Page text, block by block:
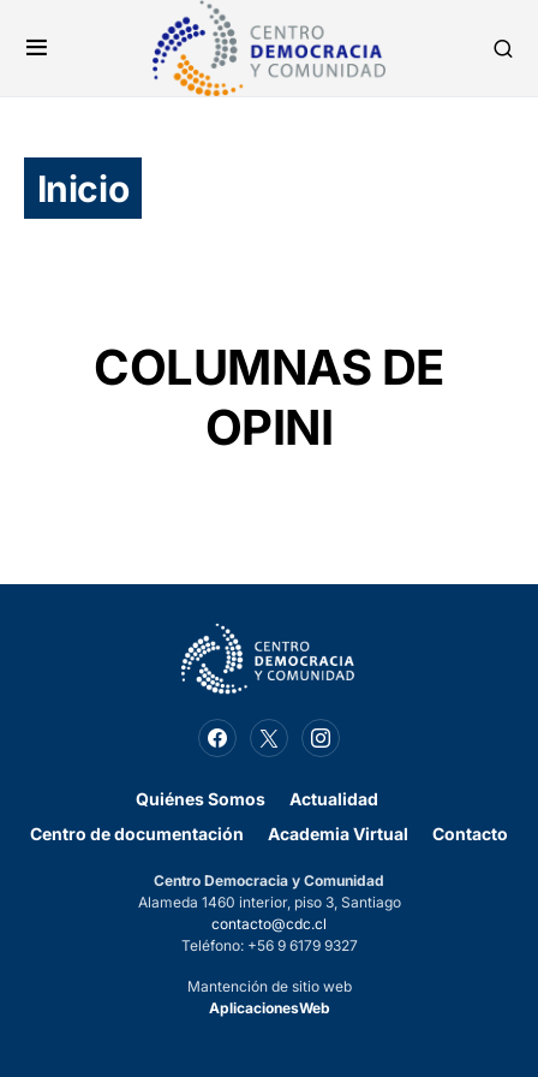
Inicio
COLUMNAS DE
OPINI
Quiénes Somos
Actualidad
Centro de documentación
Academia Virtual Contacto
Centro Democracia y Comunidad
Alameda 1460 interior, piso 3, Santiago
contacto@cdc.cl
Teléfono: +56 9 6179 9327
Mantención de sitio web
AplicacionesWeb